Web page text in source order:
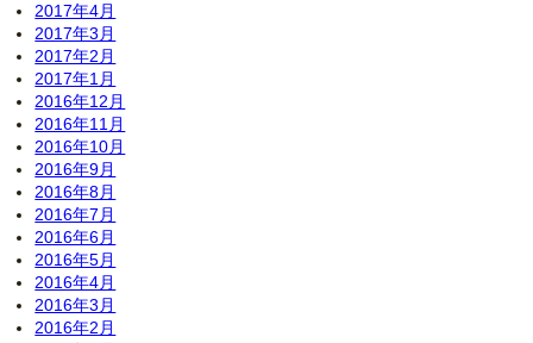
2017年4月
2017年3月
2017年2月
2017年1月
2016年12月
2016年11月
2016年10月
2016年9月
2016年8月
2016年7月
2016年6月
2016年5月
2016年4月
2016年3月
2016年2月